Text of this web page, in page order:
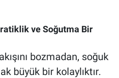
ve Soğutma Bir
bozmadan, soğuk
büyük bir kolaylıktır.